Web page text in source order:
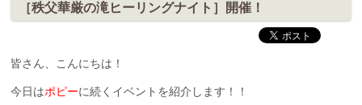
［秩父華厳の滝ヒーリングナイト］開催！
皆さん、こんにちは！
今日はポピーに続くイベントを紹介します！！